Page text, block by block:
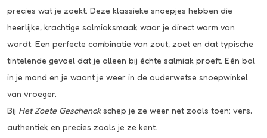
precies wat je zoekt. Deze klassieke snoepjes hebben die
heerlijke, krachtige salmiaksmaak waar je direct warm van
wordt. Een perfecte combinatie van zout, zoet en dat typische
tintelende gevoel dat je alleen bij échte salmiak proeft. Eén bal
in je mond en je waant je weer in de ouderwetse snoepwinkel
van vroeger.
Bij Het Zoete Geschenckschep je ze weer net zoals toen: vers,
authentiek en precies zoals je ze kent.